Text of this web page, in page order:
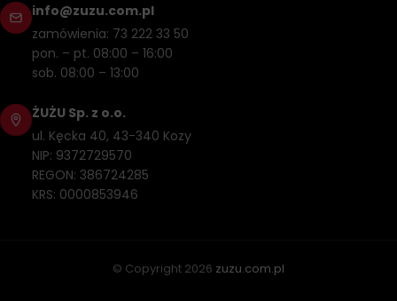
info@zuzu.com.pl
zamówienia: 73 222 33 50
pon. – pt. 08:00 – 16:00
sob. 08:00 – 13:00
ŻUŻU Sp. z o.o.
ul. Kęcka 40, 43-340 Kozy
NIP: 9372729570
REGON: 386724285
KRS: 0000853946
© Copyright 2026 zuzu.com.pl